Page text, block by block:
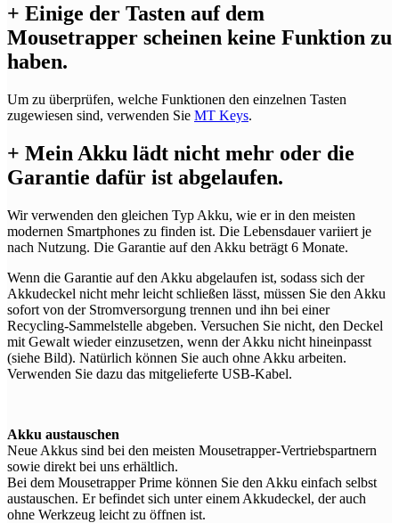
+ Einige der Tasten auf dem
Mousetrapper scheinen keine Funktion zu
haben.
Um zu überprüfen, welche Funktionen den einzelnen Tasten
zugewiesen sind, verwenden Sie MT Keys.
+ Mein Akku lädt nicht mehr oder die
Garantie dafür ist abgelaufen.
Wir verwenden den gleichen Typ Akku, wie er in den meisten
modernen Smartphones zu finden ist. Die Lebensdauer variiert je
nach Nutzung. Die Garantie auf den Akku beträgt 6 Monate.
Wenn die Garantie auf den Akku abgelaufen ist, sodass sich der
Akkudeckel nicht mehr leicht schließen lässt, müssen Sie den Akku
sofort von der Stromversorgung trennen und ihn bei einer
Recycling-Sammelstelle abgeben. Versuchen Sie nicht, den Deckel
mit Gewalt wieder einzusetzen, wenn der Akku nicht hineinpasst
(siehe Bild). Natürlich können Sie auch ohne Akku arbeiten.
Verwenden Sie dazu das mitgelieferte USB-Kabel.
Akku austauschen
Neue Akkus sind bei den meisten Mousetrapper-Vertriebspartnern
sowie direkt bei uns erhältlich.
Bei dem Mousetrapper Prime können Sie den Akku einfach selbst
austauschen. Er befindet sich unter einem Akkudeckel, der auch
ohne Werkzeug leicht zu öffnen ist.